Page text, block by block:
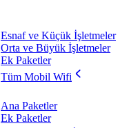
Esnaf ve Küçük İşletmeler
Orta ve Büyük İşletmeler
Ek Paketler
Tüm Mobil Wifi
Ana Paketler
Ek Paketler